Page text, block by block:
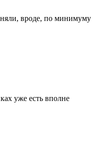
вроде, по минимуму
уже есть вполне